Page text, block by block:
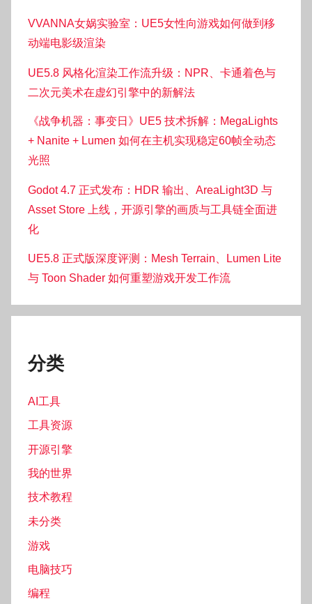
VVANNA女娲实验室：UE5女性向游戏如何做到移
动端电影级渲染
UE5.8 风格化渲染工作流升级：NPR、卡通着色与
二次元美术在虚幻引擎中的新解法
《战争机器：事变日》UE5 技术拆解：MegaLights
+ Nanite + Lumen 如何在主机实现稳定60帧全动态
光照
Godot 4.7 正式发布：HDR 输出、AreaLight3D 与
Asset Store 上线，开源引擎的画质与工具链全面进
化
UE5.8 正式版深度评测：Mesh Terrain、Lumen Lite
与 Toon Shader 如何重塑游戏开发工作流
分类
AI工具
工具资源
开源引擎
我的世界
技术教程
未分类
游戏
电脑技巧
编程